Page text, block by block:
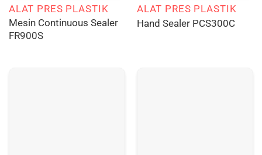
ALAT PRES PLASTIK
Mesin Continuous Sealer
FR900S
ALAT PRES PLASTIK
Hand Sealer PCS300C